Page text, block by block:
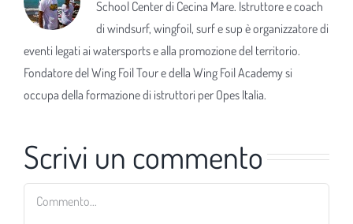
School Center di Cecina Mare. Istruttore e coach
di windsurf, wingfoil, surf e sup è organizzatore di
eventi legati ai watersports e alla promozione del territorio.
Fondatore del Wing Foil Tour e della Wing Foil Academy si
occupa della formazione di istruttori per Opes Italia.
Scrivi un commento
Commento